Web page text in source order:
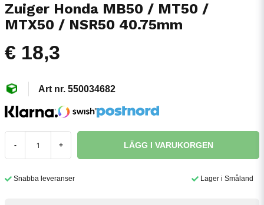
Zuiger Honda MB50 / MT50 /
MTX50 / NSR50 40.75mm
€ 18,3
550034682
- + LÄGG I VARUKORGEN
Snabba leveranser Lager i Småland